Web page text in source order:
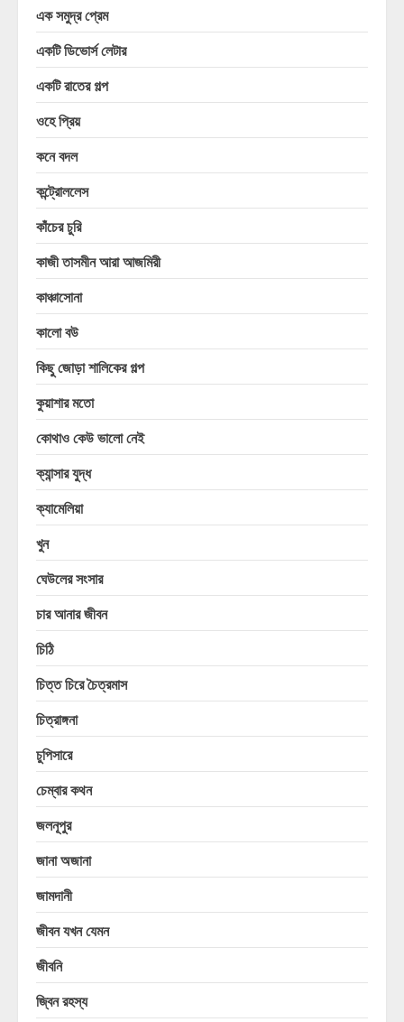
এক সমুদ্র প্রেম
একটি ডিভোর্স লেটার
একটি রাতের গল্প
ওহে প্রিয়
কনে বদল
কন্ট্রোললেস
কাঁচের চুরি
কাজী তাসমীন আরা আজমিরী
কাঞ্চাসোনা
কালো বউ
কিছু জোড়া শালিকের গল্প
কুয়াশার মতো
কোথাও কেউ ভালো নেই
ক্যান্সার যুদ্ধ
ক্যামেলিয়া
খুন
ঘেউলের সংসার
চার আনার জীবন
চিঠি
চিত্ত চিরে চৈত্রমাস
চিত্রাঙ্গনা
চুপিসারে
চেম্বার কথন
জলনূপুর
জানা অজানা
জামদানী
জীবন যখন যেমন
জীবনি
জ্বিন রহস্য